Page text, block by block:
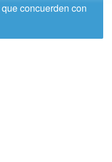
concuerden con